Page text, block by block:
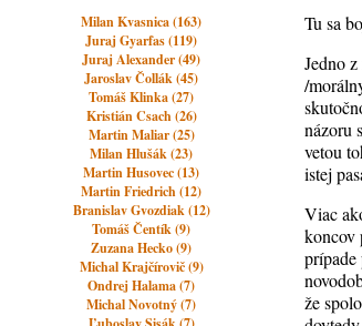
Milan Kvasnica (163)
Juraj Gyarfas (119)
Juraj Alexander (49)
Jaroslav Čollák (45)
Tomáš Klinka (27)
Kristián Csach (26)
Martin Maliar (25)
Milan Hlušák (23)
Martin Husovec (13)
Martin Friedrich (12)
Branislav Gvozdiak (12)
Tomáš Čentík (9)
Zuzana Hecko (9)
Michal Krajčírovič (9)
Ondrej Halama (7)
Michal Novotný (7)
Tu sa
Jedno
/
názoru
vetou
istej
Viac
koncov
že